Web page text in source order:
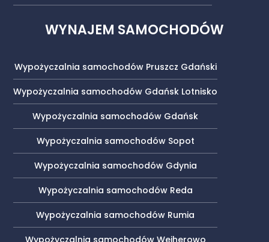
WYNAJEM SAMOCHODÓW
Wypożyczalnia samochodów Pruszcz Gdański
Wypożyczalnia samochodów Gdańsk Lotnisko
Wypożyczalnia samochodów Gdańsk
Wypożyczalnia samochodów Sopot
Wypożyczalnia samochodów Gdynia
Wypożyczalnia samochodów Reda
Wypożyczalnia samochodów Rumia